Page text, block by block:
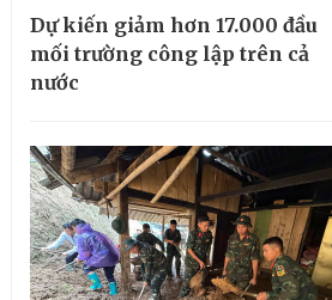
Dự kiến giảm hơn 17.000 đầu
mối trường công lập trên cả
nước